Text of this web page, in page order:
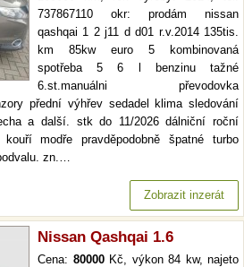
737867110 okr: prodám nissan
qashqai 1 2 j11 d d01 r.v.2014 135tis.
km 85kw euro 5 kombinovaná
spotřeba 5 6 l benzinu tažné
6.st.manuálni převodovka
přední výhřev sedadel klima sledování
a další. stk do 11/2026 dálniční roční
modře pravděpodobně špatné turbo
zn.…
Zobrazit inzerát
Nissan Qashqai 1.6
Cena: 80000Kč, výkon 84 kw, najeto